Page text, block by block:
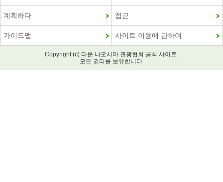
계획하다 접근
가이드맵 사이트 이용에 관하여
Copyright (c) 타운 나오시마 관광협회 공식 사이트.
모든 권리를 보유합니다.